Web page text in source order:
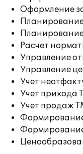
Оформление
Расчет
Управление
Управление
Учет
Учет прихода
Учет продаж